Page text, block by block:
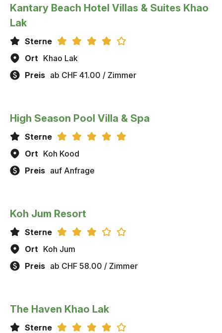
Kantary Beach Hotel Villas & Suites Khao
Lak
Sterne
Ort Khao Lak
Preis ab CHF 41.00 / Zimmer
High Season Pool Villa & Spa
Sterne
Ort Koh Kood
Preis auf Anfrage
Koh Jum Resort
Sterne
Ort Koh Jum
Preis ab CHF 58.00 / Zimmer
The Haven Khao Lak
Sterne